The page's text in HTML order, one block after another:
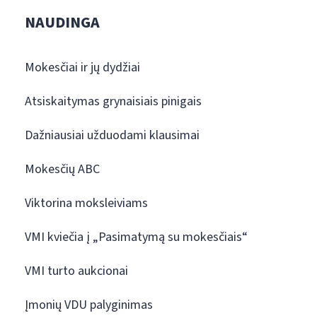
NAUDINGA
Mokesčiai ir jų dydžiai
Atsiskaitymas grynaisiais pinigais
Dažniausiai užduodami klausimai
Mokesčių ABC
Viktorina moksleiviams
VMI kviečia į „Pasimatymą su mokesčiais“
VMI turto aukcionai
Įmonių VDU palyginimas